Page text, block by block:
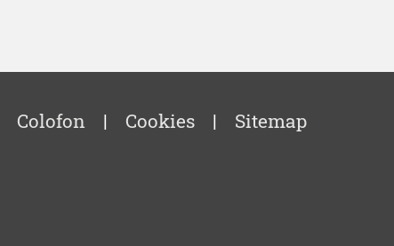
Colofon | Cookies | Sitemap